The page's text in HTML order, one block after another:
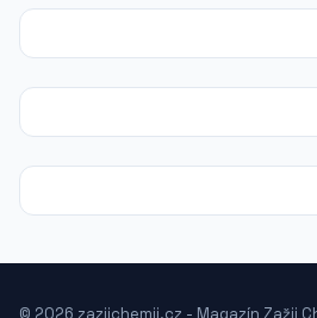
© 2026 zazijchemii.cz - Magazín Zažij